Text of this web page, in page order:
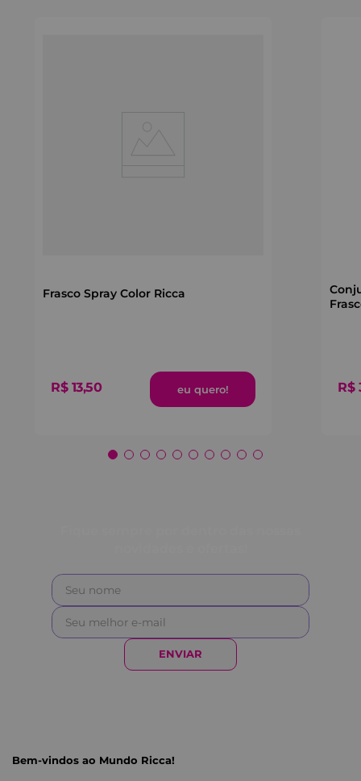
Frasco Spray Color Ricca
R$ 13,50 R$
ENVIAR
Bem-vindos ao Mundo Ricca!